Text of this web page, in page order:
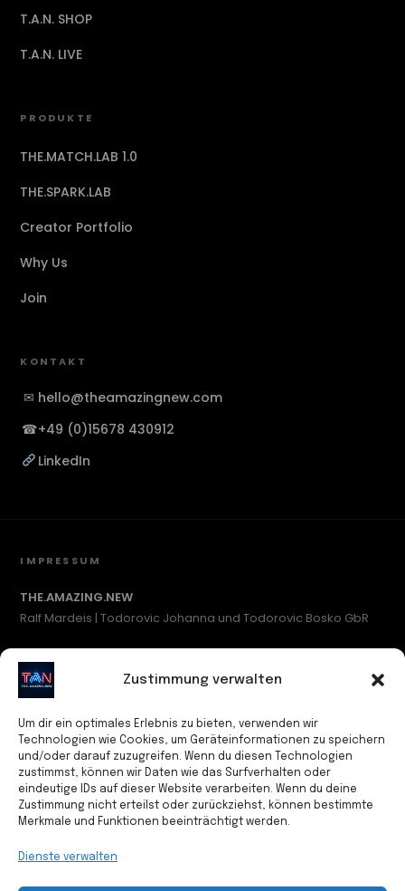
Zustimmung verwalten
Um dir ein optimales Erlebnis zu bieten, verwenden wir
Technologien wie Cookies, um Geräteinformationen zu speichern
und/oder darauf zuzugreifen. Wenn du diesen Technologien
zustimmst, können wir Daten wie das Surfverhalten oder
eindeutige IDs auf dieser Website verarbeiten. Wenn du deine
Zustimmung nicht erteilst oder zurückziehst, können bestimmte
Merkmale und Funktionen beeinträchtigt werden.
Dienste verwalten
T.A.N. SHOP
T.A.N. LIVE
PRODUKTE
THE.MATCH.LAB 1.0
THE.SPARK.LAB
Creator Portfolio
Why Us
Join
KONTAKT
✉ hello@theamazingnew.com
☎+49 (0)15678 430912
LinkedIn
IMPRESSUM
THE.AMAZING.NEW
Ralf Mardeis | Todorovic Johanna und Todorovic Bosko GbR
c/o SCHUTZADRESSE.COM #548
Waidmannsluster Damm 1
13507 Berlin
Deutschland
Kontakt
Tel: +49 (0)15678 430912
E-Mail: info@theamazingnew.com
Inhaltlich Verantwortlicher